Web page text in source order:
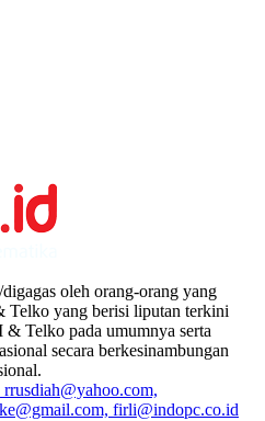
oleh orang-orang yang
yang berisi liputan terkini
& Telko pada umumnya serta
secara berkesinambungan
firli@indopc.co.id